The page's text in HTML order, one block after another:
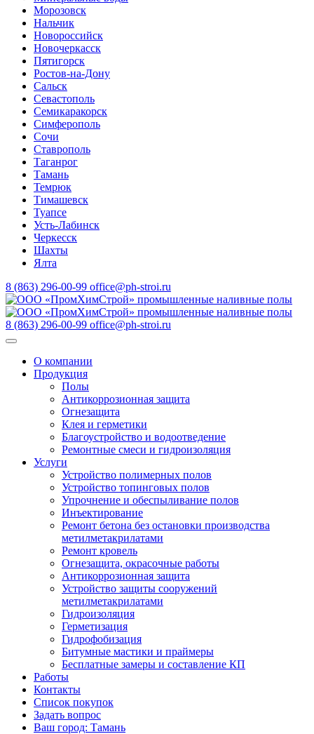
Морозовск
Нальчик
Новороссийск
Новочеркасск
Пятигорск
Ростов-на-Дону
Сальск
Севастополь
Семикаракорск
Симферополь
Сочи
Ставрополь
Таганрог
Тамань
Темрюк
Тимашевск
Туапсе
Усть-Лабинск
Черкесск
Шахты
Ялта
8 (863) 296-00-99 office@ph-stroi.ru
8 (863) 296-00-99 office@ph-stroi.ru
О компании
Продукция
Полы
Антикоррозионная защита
Огнезащита
Клея и герметики
Благоустройство и водоотведение
Ремонтные смеси и гидроизоляция
Услуги
Устройство полимерных полов
Устройство топинговых полов
Упрочнение и обеспыливание полов
Инъектирование
Ремонт бетона без остановки производства
метилметакрилатами
Ремонт кровель
Огнезащита, окрасочные работы
Антикоррозионная защита
Устройство защиты сооружений
метилметакрилатами
Гидроизоляция
Герметизация
Гидрофобизация
Битумные мастики и праймеры
Бесплатные замеры и составление КП
Работы
Контакты
Список покупок
Задать вопрос
Ваш город: Тамань